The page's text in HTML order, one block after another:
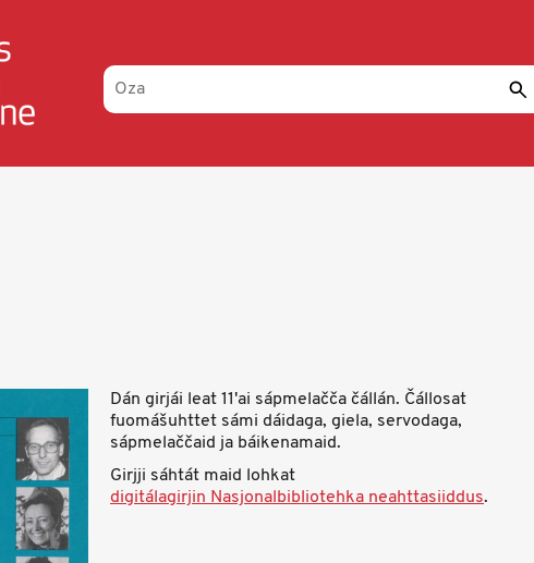
Dán girjái leat 11'ai sápmelačča čállán. Čállosat
fuomášuhttet sámi dáidaga, giela, servodaga,
sápmelaččaid ja báikenamaid.
Girjji sáhtát maid lohkat
digitálagirjin Nasjonalbibliotehka neahttasiiddus.